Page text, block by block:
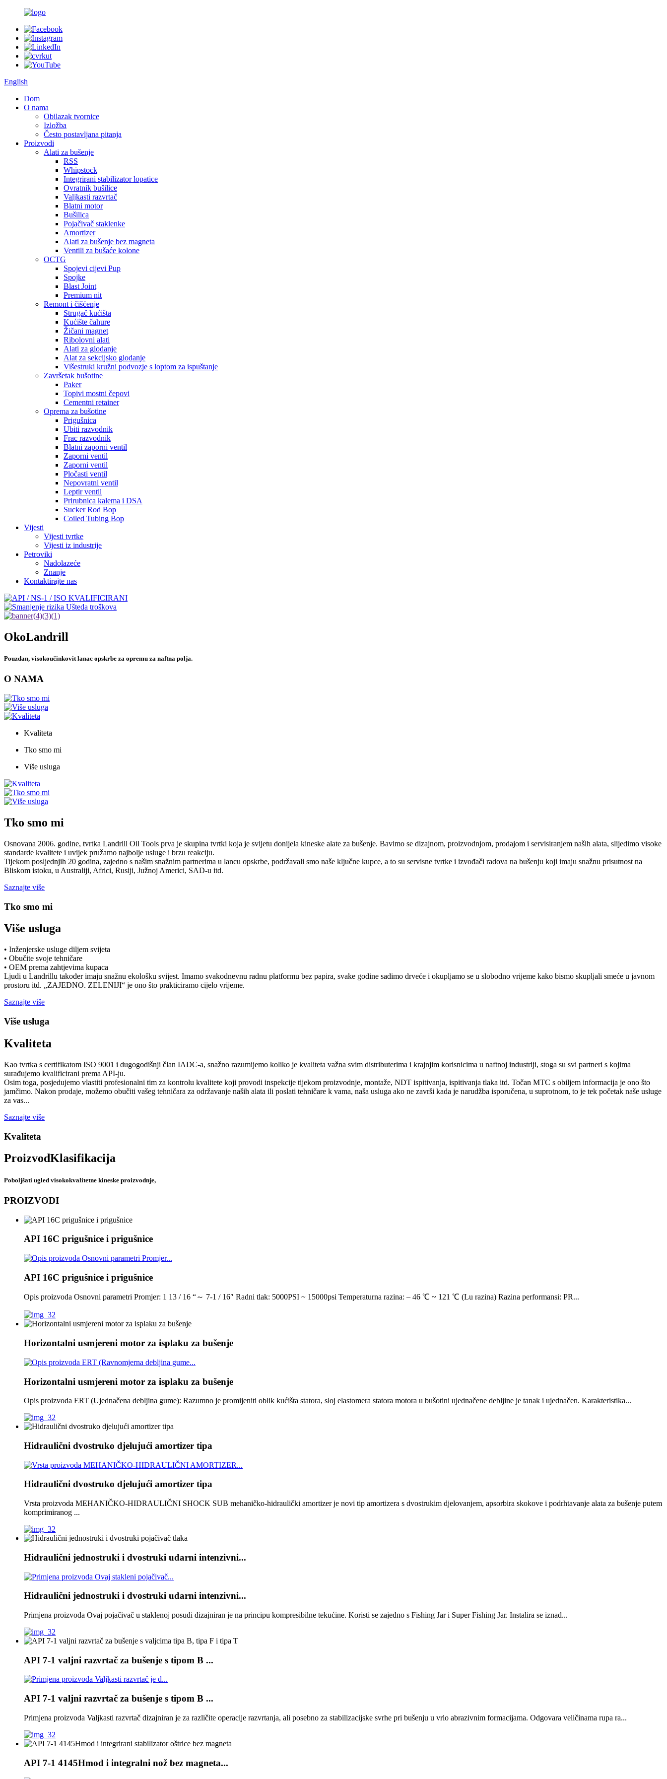
English
Dom
O nama
Obilazak tvornice
Izložba
Često postavljana pitanja
Proizvodi
Alati za bušenje
RSS
Whipstock
Integrirani stabilizator lopatice
Ovratnik bušilice
Valjkasti razvrtač
Blatni motor
Bušilica
Pojačivač staklenke
Amortizer
Alati za bušenje bez magneta
Ventili za bušaće kolone
OCTG
Spojevi cijevi Pup
Spojke
Blast Joint
Premium nit
Remont i čišćenje
Strugač kućišta
Kućište čahure
Žičani magnet
Ribolovni alati
Alati za glodanje
Alat za sekcijsko glodanje
Višestruki kružni podvozje s loptom za ispuštanje
Završetak bušotine
Paker
Topivi mostni čepovi
Cementni retainer
Oprema za bušotine
Prigušnica
Ubiti razvodnik
Frac razvodnik
Blatni zaporni ventil
Zaporni ventil
Zaporni ventil
Pločasti ventil
Nepovratni ventil
Leptir ventil
Prirubnica kalema i DSA
Sucker Rod Bop
Coiled Tubing Bop
Vijesti
Vijesti tvrtke
Vijesti iz industrije
Petroviki
Nadolazeće
Znanje
Kontaktirajte nas
OkoLandrill
Pouzdan, visokoučinkovit lanac opskrbe za opremu za naftna polja.
O NAMA
Kvaliteta
Tko smo mi
Više usluga
Tko smo mi
Osnovana 2006. godine, tvrtka Landrill Oil Tools prva je skupina tvrtki koja je svijetu donijela kineske alate za bušenje. Bavimo se dizajnom, proizvodnjom, prodajom i servisiranjem naših alata, slijedimo visoke
standarde kvalitete i uvijek pružamo najbolje usluge i brzu reakciju.
Tijekom posljednjih 20 godina, zajedno s našim snažnim partnerima u lancu opskrbe, podržavali smo naše ključne kupce, a to su servisne tvrtke i izvođači radova na bušenju koji imaju snažnu prisutnost na
Bliskom istoku, u Australiji, Africi, Rusiji, Južnoj Americi, SAD-u itd.
Saznajte više
Tko smo mi
Više usluga
• Inženjerske usluge diljem svijeta
• Obučite svoje tehničare
• OEM prema zahtjevima kupaca
Ljudi u Landrillu također imaju snažnu ekološku svijest. Imamo svakodnevnu radnu platformu bez papira, svake godine sadimo drveće i okupljamo se u slobodno vrijeme kako bismo skupljali smeće u javnom
prostoru itd. „ZAJEDNO. ZELENIJI“ je ono što prakticiramo cijelo vrijeme.
Saznajte više
Više usluga
Kvaliteta
Kao tvrtka s certifikatom ISO 9001 i dugogodišnji član IADC-a, snažno razumijemo koliko je kvaliteta važna svim distributerima i krajnjim korisnicima u naftnoj industriji, stoga su svi partneri s kojima
surađujemo kvalificirani prema API-ju.
Osim toga, posjedujemo vlastiti profesionalni tim za kontrolu kvalitete koji provodi inspekcije tijekom proizvodnje, montaže, NDT ispitivanja, ispitivanja tlaka itd. Točan MTC s obiljem informacija je ono što
jamčimo. Nakon prodaje, možemo obučiti vašeg tehničara za održavanje naših alata ili poslati tehničare k vama, naša usluga ako ne završi kada je narudžba isporučena, u suprotnom, to je tek početak naše usluge
za vas...
Saznajte više
Kvaliteta
ProizvodKlasifikacija
Poboljšati ugled visokokvalitetne kineske proizvodnje,
PROIZVODI
API 16C prigušnice i prigušnice
API 16C prigušnice i prigušnice
Opis proizvoda Osnovni parametri Promjer: 1 13 / 16 “～ 7-1 / 16″ Radni tlak: 5000PSI ~ 15000psi Temperaturna razina: – 46 ℃ ~ 121 ℃ (Lu razina) Razina performansi: PR...
Horizontalni usmjereni motor za isplaku za bušenje
Horizontalni usmjereni motor za isplaku za bušenje
Opis proizvoda ERT (Ujednačena debljina gume): Razumno je promijeniti oblik kućišta statora, sloj elastomera statora motora u bušotini ujednačene debljine je tanak i ujednačen. Karakteristika...
Hidraulični dvostruko djelujući amortizer tipa
Hidraulični dvostruko djelujući amortizer tipa
Vrsta proizvoda MEHANIČKO-HIDRAULIČNI SHOCK SUB mehaničko-hidraulički amortizer je novi tip amortizera s dvostrukim djelovanjem, apsorbira skokove i podrhtavanje alata za bušenje putem
komprimiranog ...
Hidraulični jednostruki i dvostruki udarni intenzivni...
Hidraulični jednostruki i dvostruki udarni intenzivni...
Primjena proizvoda Ovaj pojačivač u staklenoj posudi dizajniran je na principu kompresibilne tekućine. Koristi se zajedno s Fishing Jar i Super Fishing Jar. Instalira se iznad...
API 7-1 valjni razvrtač za bušenje s tipom B ...
API 7-1 valjni razvrtač za bušenje s tipom B ...
Primjena proizvoda Valjkasti razvrtač dizajniran je za različite operacije razvrtanja, ali posebno za stabilizacijske svrhe pri bušenju u vrlo abrazivnim formacijama. Odgovara veličinama rupa ra...
API 7-1 4145Hmod i integralni nož bez magneta...